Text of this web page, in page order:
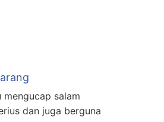
mengucap salam
dan juga berguna